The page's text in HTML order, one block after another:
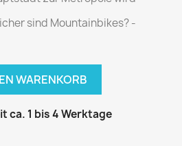
sind Mountainbikes? -
WARENKORB
ca. 1 bis 4 Werktage